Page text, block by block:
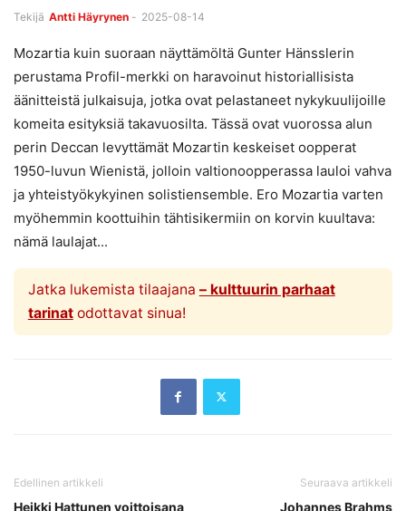
Tekijä Antti Häyrynen - 2025-08-14
Mozartia kuin suoraan näyttämöltä Gunter Hänsslerin
perustama Profil-merkki on haravoinut historiallisista
äänitteistä julkaisuja, jotka ovat pelastaneet nykykuulijoille
komeita esityksiä takavuosilta. Tässä ovat vuorossa alun
perin Deccan levyttämät Mozartin keskeiset oopperat
1950-luvun Wienistä, jolloin valtionoopperassa lauloi vahva
ja yhteistyökykyinen solistiensemble. Ero Mozartia varten
myöhemmin koottuihin tähtisikermiin on korvin kuultava:
nämä laulajat...
Jatka lukemista tilaajana – kulttuurin parhaat
tarinatodottavat sinua!
Edellinen artikkeli
Heikki Hattunen voittoisana
Seuraava artikkeli
Johannes Brahms